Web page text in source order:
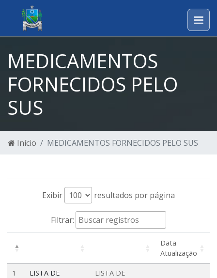
MEDICAMENTOS
FORNECIDOS PELO
SUS
Início MEDICAMENTOS FORNECIDOS PELO SUS
Exibir resultados por página
Filtrar:
Data
Atualização
1
LISTA DE
LISTA DE